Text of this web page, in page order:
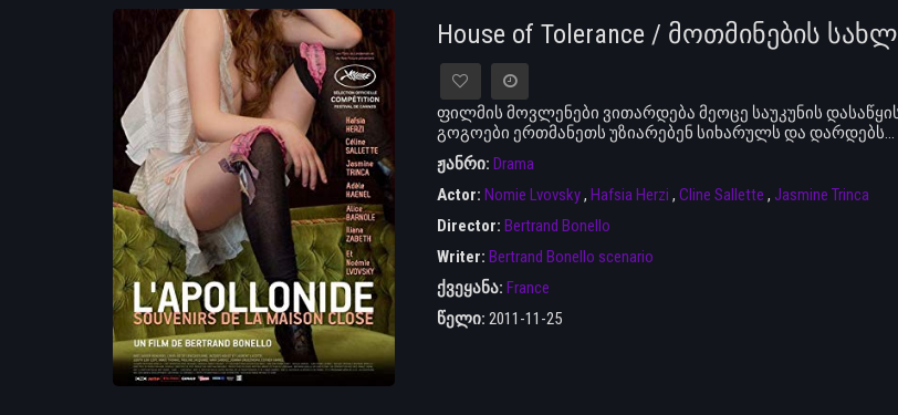
House of Tolerance / მოთმინების
ფილმის მოვლენები ვითარდება მეოცე საუკუნის
გოგოები ერთმანეთს უზიარებენ სიხარულს და დარდებს…
ჟანრი: Drama
Actor: Nomie Lvovsky, Hafsia Herzi , Cline Sallette , Jasmine Trinca
Director: Bertrand Bonello
Writer: Bertrand Bonello scenario
ქვეყანა: France
წელი: 2011-11-25